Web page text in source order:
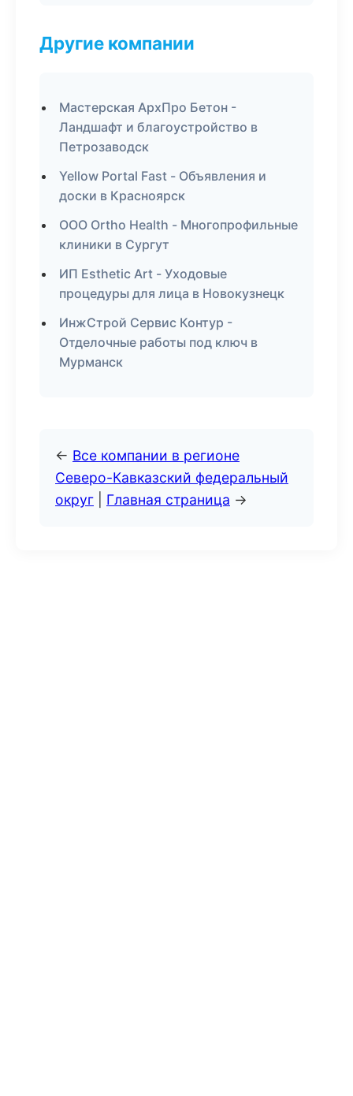
Другие компании
Мастерская АрхПро Бетон -
Ландшафт и благоустройство в
Петрозаводск
Yellow Portal Fast - Объявления и
доски в Красноярск
ООО Ortho Health - Многопрофильные
клиники в Сургут
ИП Esthetic Art - Уходовые
процедуры для лица в Новокузнецк
ИнжСтрой Сервис Контур -
Отделочные работы под ключ в
Мурманск
← Все компании в регионе
Северо-Кавказский федеральный
округ
Главная страница →